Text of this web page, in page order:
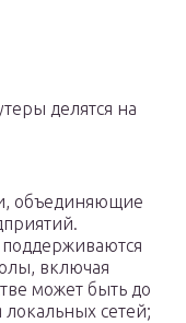
делятся на
объединяющие
включая
может быть до
сетей;